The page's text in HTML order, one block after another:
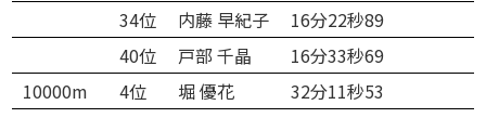
34位
内藤 早紀子
16分22秒89
40位
戸部 千晶
16分33秒69
10000m
4位 堀 優花 32分11秒53